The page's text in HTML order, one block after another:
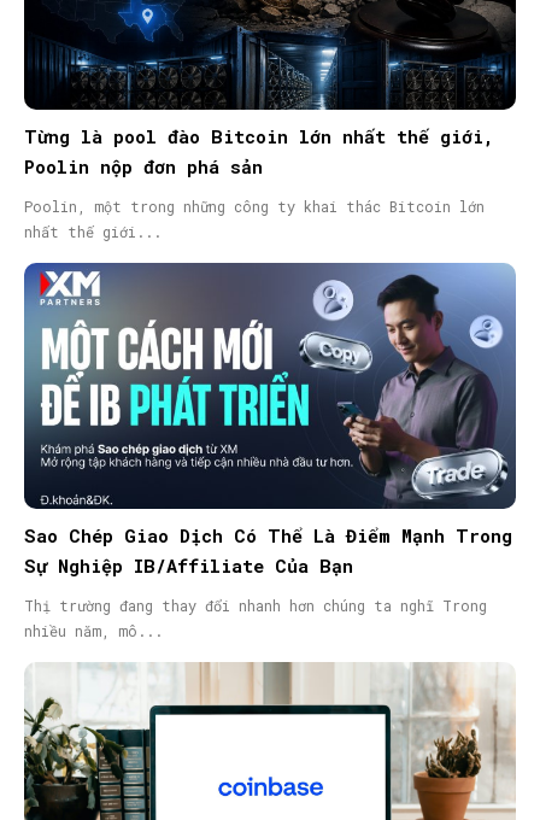
Từng là pool đào Bitcoin lớn nhất thế giới,
Poolin nộp đơn phá sản
Poolin, một trong những công ty khai thác Bitcoin lớn
nhất thế giới...
Sao Chép Giao Dịch Có Thể Là Điểm Mạnh Trong
Sự Nghiệp IB/Affiliate Của Bạn
Thị trường đang thay đổi nhanh hơn chúng ta nghĩ Trong
nhiều năm, mô...